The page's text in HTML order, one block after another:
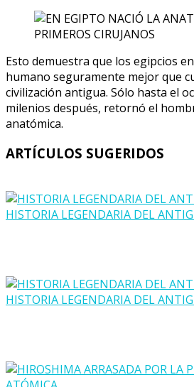
Esto demuestra que los egipcios
humano seguramente mejor que
civilización antigua. Sólo hasta el
milenios después, retornó el
anatómica.
ARTÍCULOS SUGERIDOS
HISTORIA LEGENDARIA DEL
HISTORIA LEGENDARIA DEL